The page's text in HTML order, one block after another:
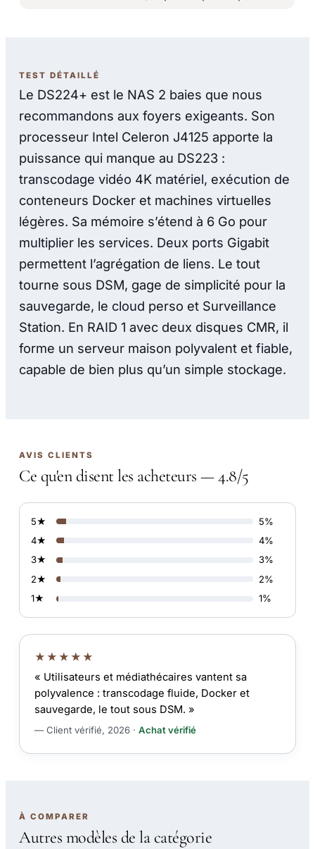
TEST DÉTAILLÉ
Le DS224+ est le NAS 2 baies que nous
recommandons aux foyers exigeants. Son
processeur Intel Celeron J4125 apporte la
puissance qui manque au DS223 :
transcodage vidéo 4K matériel, exécution de
conteneurs Docker et machines virtuelles
légères. Sa mémoire s’étend à 6 Go pour
multiplier les services. Deux ports Gigabit
permettent l’agrégation de liens. Le tout
tourne sous DSM, gage de simplicité pour la
sauvegarde, le cloud perso et Surveillance
Station. En RAID 1 avec deux disques CMR, il
forme un serveur maison polyvalent et fiable,
capable de bien plus qu’un simple stockage.
AVIS CLIENTS
Ce qu'en disent les acheteurs — 4.8/5
5★
5%
4★
4%
3★
3%
2★
2%
1★
1%
★★★★★
« Utilisateurs et médiathécaires vantent sa
polyvalence : transcodage fluide, Docker et
sauvegarde, le tout sous DSM. »
— Client vérifié, 2026 · Achat vérifié
À COMPARER
Autres modèles de la catégorie